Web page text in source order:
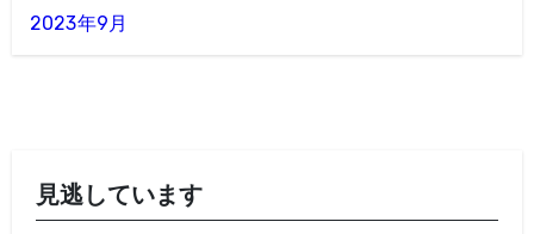
2023年9月
見逃しています